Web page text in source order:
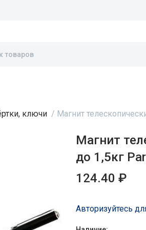
ключи / Магнит
Магнит
до 1,5кг
124.40 ₽
Авторизуйтесь